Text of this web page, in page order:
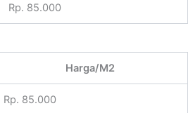
Rp. 85.000
Harga/M2
Rp. 85.000